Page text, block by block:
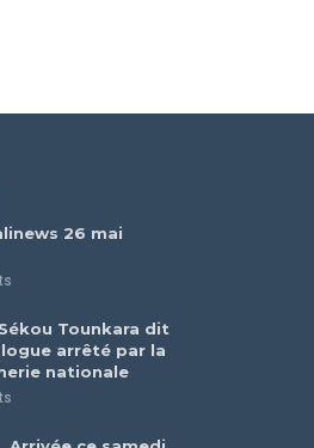
26 mai
Tounkara dit
arrêté par la
nationale